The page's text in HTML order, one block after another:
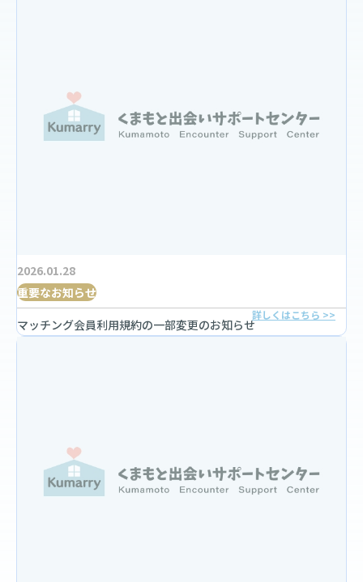
2026.01.28
重要なお知らせ
マッチング会員利用規約の一部変更のお知らせ
詳しくはこちら >>